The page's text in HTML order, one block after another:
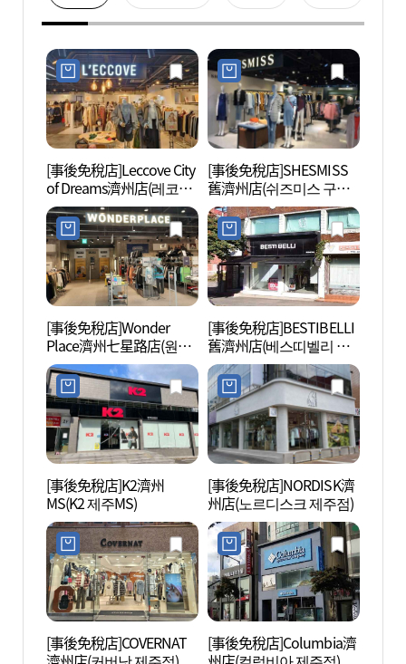
[事後免稅店]Leccove City
of Dreams濟州店(레코브
씨티어브드림즈 제주점)
[事後免稅店]SHESMISS
舊濟州店(쉬즈미스 구제
주점)
[事後免稅店]Wonder
Place濟州七星路店(원더
플레이스 제주 칠성로점)
[事後免稅店]BESTIBELLI
舊濟州店(베스띠벨리 구
제주점)
[事後免稅店]K2濟州
MS(K2 제주MS)
[事後免稅店]NORDISK濟
州店(노르디스크 제주점)
[事後免稅店]COVERNAT
[事後免稅店]Columbia濟